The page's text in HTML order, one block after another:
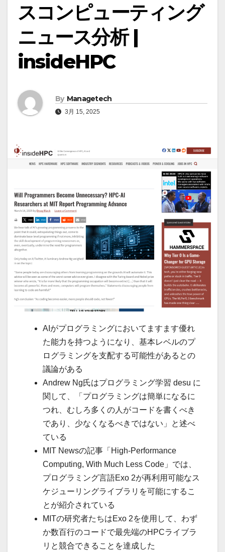
スコンピューティング
ニュース分析 |
insideHPC
By Managetech
3月 15, 2025
AIがプログラミングにおいてますます優れ
た能力を持つようになり、基本レベルのプ
ログラミングを支配する可能性があるとの
議論がある
Andrew Ng氏はプログラミング学習 desu に
関して、「プログラミングは簡単になるに
つれ、むしろ多くの人がコードを書くべき
であり、少なくなるべきではない」と述べ
ている
MIT Newsの記事「High-Performance
Computing, With Much Less Code」では、
プログラミング言語Exo 2が再利用可能なス
ケジューリングライブラリを可能にするこ
とが紹介されている
MITの研究者たちはExo 2を使用して、わず
か数百行のコードで最先端のHPCライブラ
リと競合できることを達成した